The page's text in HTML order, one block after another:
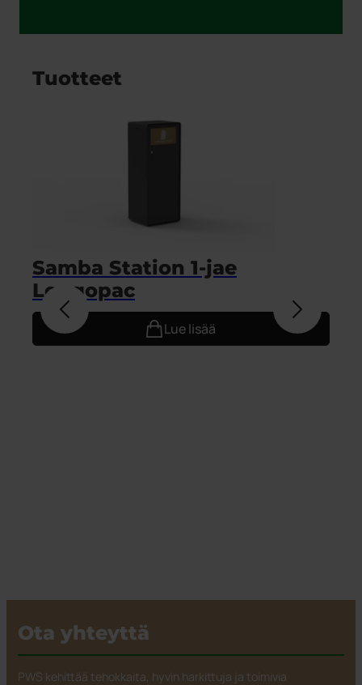
Tuotteet
Samba Station 1‑jae
Longopac
Lue lisää
Ota yhteyttä
PWS kehittää tehokkaita, hyvin harkittuja ja toimivia